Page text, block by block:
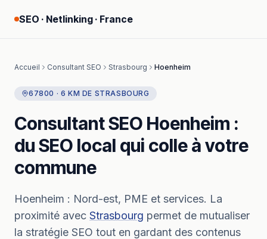
SEO · Netlinking · France
Accueil Consultant SEO Strasbourg Hoenheim
67800 · 6 KM DE STRASBOURG
Consultant SEO Hoenheim :
du SEO local qui colle à votre
commune
Hoenheim : Nord-est, PME et services. La
proximité avec Strasbourg permet de mutualiser
la stratégie SEO tout en gardant des contenus